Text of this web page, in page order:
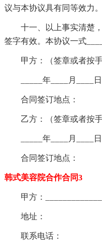
议与本协议具有同等效力。
十一、以上事实清楚，
签字有效。本协议一式
甲方：（签章或者按手
_____年____月____日
合同签订地点：
乙方：（签章或者按手
_____年____月____日
合同签订地点：
韩式美容院合作合同3
甲方：
地址：
联系电话：